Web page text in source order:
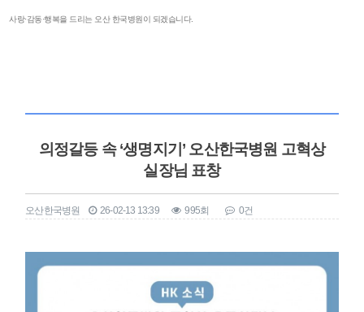
사랑·감동·행복을 드리는 오산 한국병원이 되겠습니다.
의정갈등 속 ‘생명지기’ 오산한국병원 고혁상
실장님 표창
오산한국병원 26-02-13 13:39 995회 0건
본문